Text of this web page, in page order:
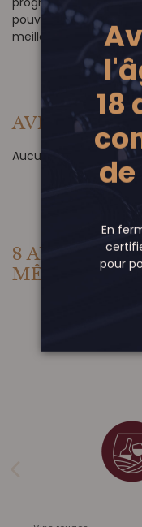
pouvait donc que
meilleure qualité.
AVIS DE
Aucun avis pour le
8 AUTRES
MÊME
18
En
pour